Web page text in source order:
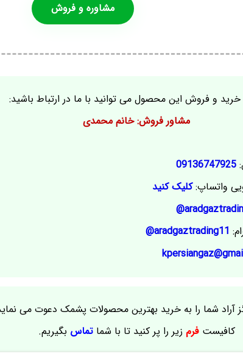
مشاوره و فروش
و فروش این محصول می توانید با ما در ارتباط باشید:
مشاور فروش: خانم محمدی
09136747925
واتساپ:کلیک کنید
aradgaztrading11@
آراد شما را به خرید بهترین محصولات پشمک دعوت می
کافیستفرم زیر را پر کنید تا با شماتماس بگیریم.